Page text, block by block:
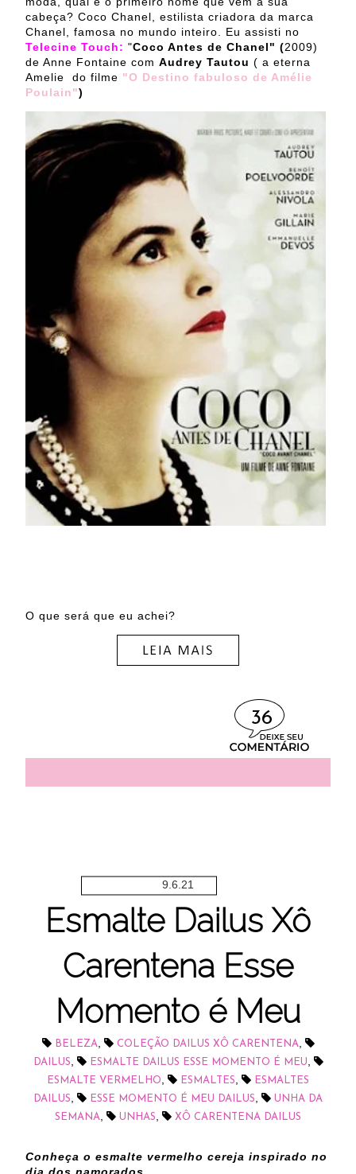
cabeça? Coco Chanel, estilista criadora da marca
Chanel, famosa no mundo inteiro. Eu assisti no
Telecine Touch: "Coco Antes de Chanel" (2009)
de Anne Fontaine com Audrey Tautou ( a eterna
Amelie do filme "O Destino fabuloso de Amélie
Poulain")
O que será que eu achei?
36
9.6.21
Esmalte Dailus Xô
Carentena Esse
Momento é Meu
BELEZA COLEÇÃO DAILUS XÔ CARENTENA
DAILUS ESMALTE DAILUS ESSE MOMENTO É MEU
ESMALTE VERMELHO ESMALTES
ESMALTES
DAILUS
ESSE MOMENTO É MEU DAILUS
UNHA DA
SEMANA
UNHAS XÔ CARENTENA DAILUS
Conheça o esmalte vermelho cereja inspirado no
dia dos namorados.